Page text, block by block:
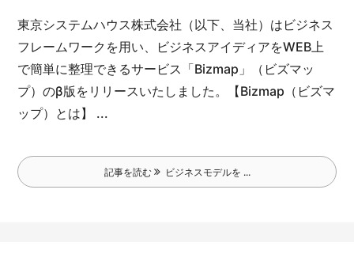
東京システムハウス株式会社（以下、当社）はビジネス
フレームワークを用い、ビジネスアイディアをWEB上
で簡単に整理できるサービス「Bizmap」（ビズマッ
プ）のβ版をリリースいたしました。
【Bizmap（ビズマ
ップ）とは】 ...
記事を読む ビジネスモデルを ...